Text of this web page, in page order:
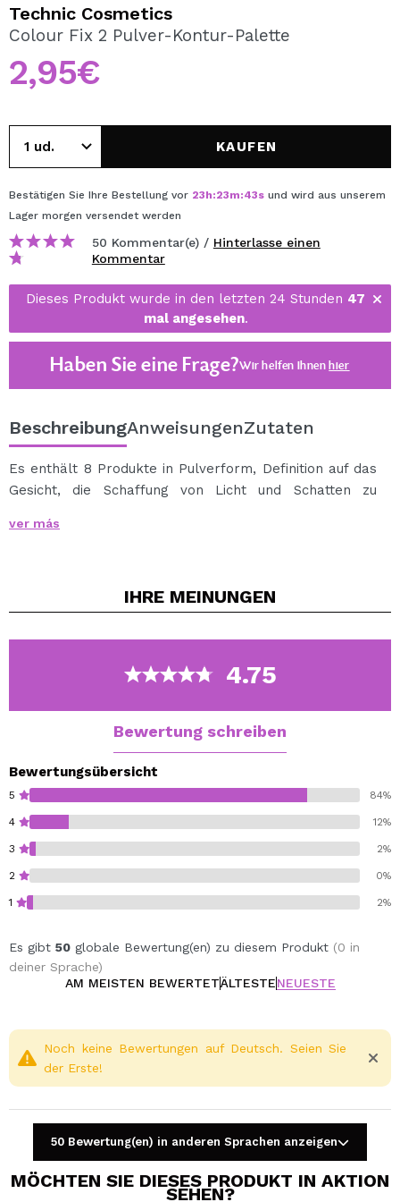
REGISTRIEREN
Durch die Erstellung eines Kontos bei Maquillalia.de
können Sie Ihre Einkäufe schnell tätigen, den Status Ihrer
Technic Cosmetics
Colour Fix 2 Pulver-Kontur-Palette
2,95€
KAUFEN
Bestätigen Sie Ihre Bestellung vor 23h:23m:43s und wird aus unserem
Lager morgen versendet werden
50 Kommentar(e) / Hinterlasse einen
Kommentar
Dieses Produkt wurde in den letzten 24 Stunden 47
mal angesehen.
Haben Sie eine Frage?Wir helfen Ihnenhier
BeschreibungAnweisungenZutaten
Es enthält 8 Produkte in Pulverform, Definition auf das
Gesicht, die Schaffung von Licht und Schatten zu
geben. Freuen Sie sich auf Klingeltöne für Gliederung,
Art von Gesicht und alle Arten von Bedürfnissen zu
Ich weiß, ein Experte in Konturierung mit dieser Palette
an Kontur, die alles hat, was Sie für ein perfektes
ver más
IHRE MEINUNGEN
4.75
Bewertung schreiben
Bewertungsübersicht
5 84%
4 12%
3 2%
2 0%
1 2%
Es gibt 50 globale Bewertung(en) zu diesem Produkt (0 in
deiner Sprache)
AM MEISTEN BEWERTETÄLTESTENEUESTE
Noch keine Bewertungen auf Deutsch. Seien Sie
der Erste!
50 Bewertung(en) in anderen Sprachen anzeigen
MÖCHTEN SIE DIESES PRODUKT IN AKTION
SEHEN?